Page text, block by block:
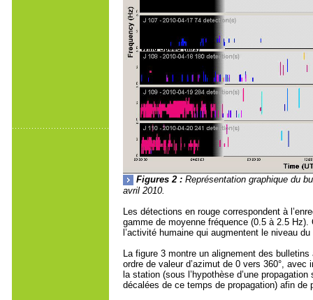
Figures 2 : Représentation graphique du
avril 2010.
Les détections en rouge correspondent à
gamme de moyenne fréquence (0.5 à 2.5
l’activité humaine qui augmentent le niveau
La figure 3 montre un alignement des
ordre de valeur d’azimut de 0 vers 360°,
la station (sous l’hypothèse d’une
décalées de ce temps de propagation) afin